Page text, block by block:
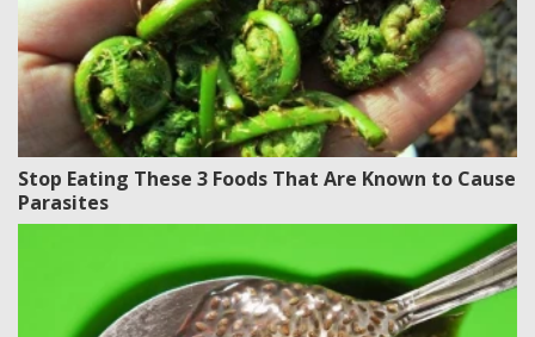
Stop Eating These 3 Foods That Are Known to Cause
Parasites